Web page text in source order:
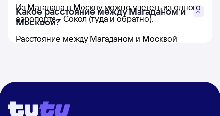
Из Магадана в Москву можно улететь из одного
аэропорта - Сокол (туда и обратно).
Какое расстояние между Магаданом и
Москвой?
Расстояние между Магаданом и Москвой